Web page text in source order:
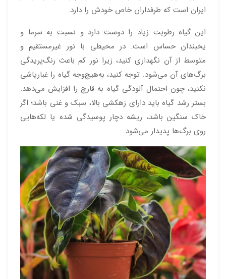
ایران است که طرفداران خاص خودش را دارد.
این گیاه رطوبت زیاد را دوست دارد و نسبت به سرما و
یخبندان حساس است. در محیطی با نور غیرمستقیم و
متوسط از آن نگهداری کنید، زیرا نور کم باعث رنگ‌پریدگی
برگ‌های آن می‌شود. توجه کنید، به‌هیچ‌وجه گیاه را غبارپاشی
نکنید، چون احتمال آلودگی گیاه به قارچ را افزایش می‌دهد.
بستر رشد گیاه باید دارای زهکشی بالا، سبک و غنی باشد؛ اگر
خاک سنگین باشد، ریشه دچار پوسیدگی شده یا لکه‌هایی
روی برگ‌ها پدیدار می‌شود.